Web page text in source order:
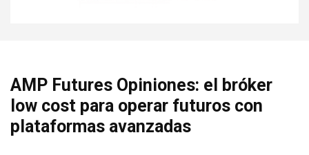
AMP Futures Opiniones: el bróker
low cost para operar futuros con
plataformas avanzadas